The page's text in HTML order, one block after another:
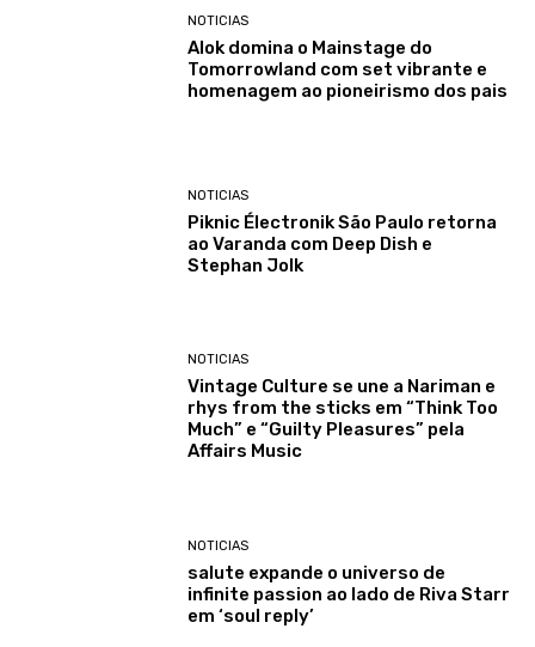
NOTICIAS
Alok domina o Mainstage do
Tomorrowland com set vibrante e
homenagem ao pioneirismo dos pais
NOTICIAS
Piknic Électronik São Paulo retorna
ao Varanda com Deep Dish e
Stephan Jolk
NOTICIAS
Vintage Culture se une a Nariman e
rhys from the sticks em “Think Too
Much” e “Guilty Pleasures” pela
Affairs Music
NOTICIAS
salute expande o universo de
infinite passion ao lado de Riva Starr
em ‘soul reply’